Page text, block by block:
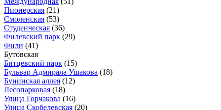
Пионерская (21)
Смоленская (53)
Студенческая (36)
Филевский парк (29)
Фили (41)
Бутовская
Битцевский парк (15)
Бульвар Адмирала Ушакова (18)
Бунинская аллея (12)
Лесопарковая (18)
Улица Горчакова (16)
Улица Скобелевская (20)